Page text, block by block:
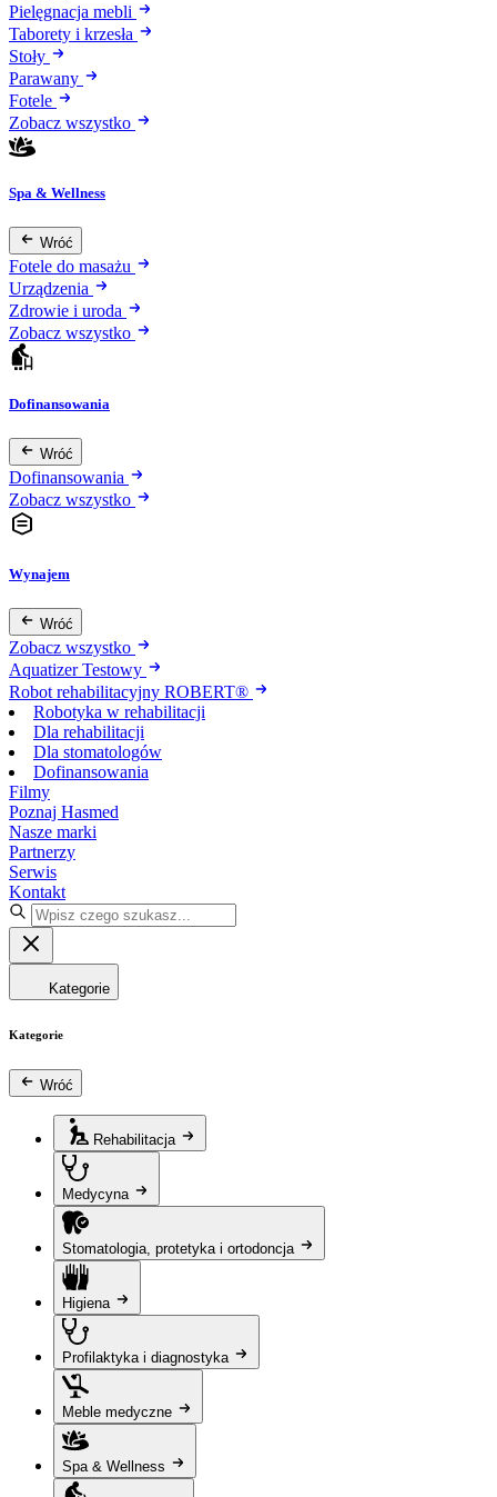
Pielęgnacja mebli
Taborety i krzesła
Stoły
Parawany
Fotele
Zobacz wszystko
Spa & Wellness
Wróć
Fotele do masażu
Urządzenia
Zdrowie i uroda
Zobacz wszystko
Dofinansowania
Wróć
Dofinansowania
Zobacz wszystko
Wynajem
Wróć
Zobacz wszystko
Aquatizer Testowy
Robot rehabilitacyjny ROBERT®
Robotyka w rehabilitacji
Dla rehabilitacji
Dla stomatologów
Dofinansowania
Filmy
Poznaj Hasmed
Nasze marki
Partnerzy
Serwis
Kontakt
Kategorie
Kategorie
Wróć
Rehabilitacja
Medycyna
Stomatologia, protetyka i ortodoncja
Higiena
Profilaktyka i diagnostyka
Meble medyczne
Spa & Wellness